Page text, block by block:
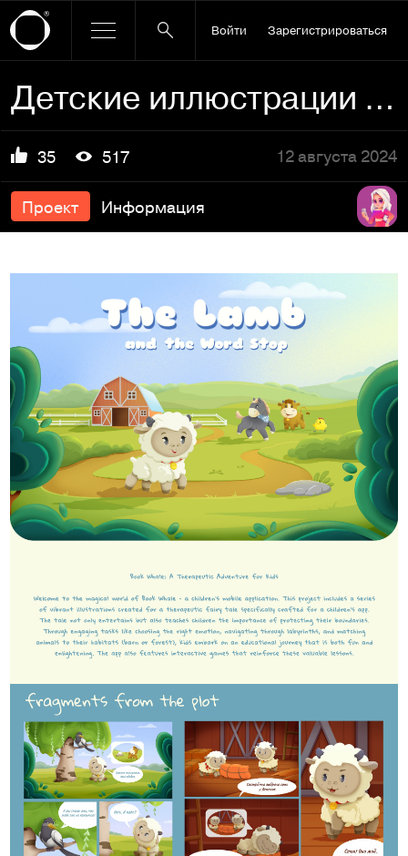
Войти Зарегистрироваться
Детские иллюстрации для мобильного приложения
35 517 12 августа 2024
Проект Информация